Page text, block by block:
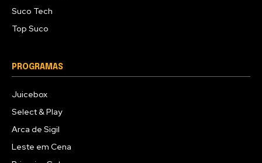
Suco Tech
Top Suco
PROGRAMAS
Juicebox
Select & Play
Arca de Sigil
Leste em Cena